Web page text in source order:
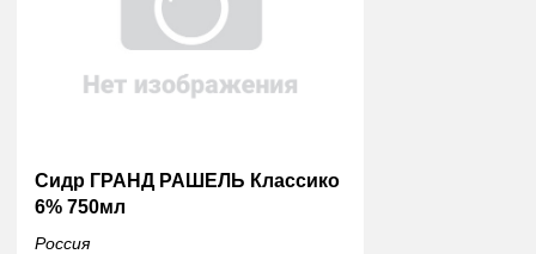
Сидр ГРАНД РАШЕЛЬ Классико
6% 750мл
Россия